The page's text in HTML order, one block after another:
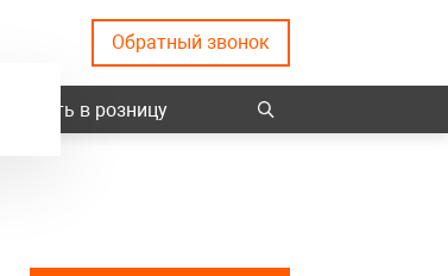
Обратный звонок
Купить в розницу